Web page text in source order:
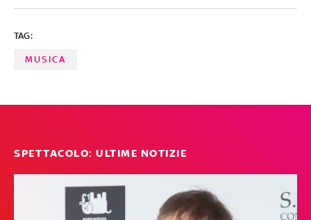
che adesso non fa più parte della sua vita. Le altre
posto a pari merito. SELEZIONE E SCELTA DEI BRANI A
TAG:
MUSICA
SPETTACOLO: ULTIME NOTIZIE